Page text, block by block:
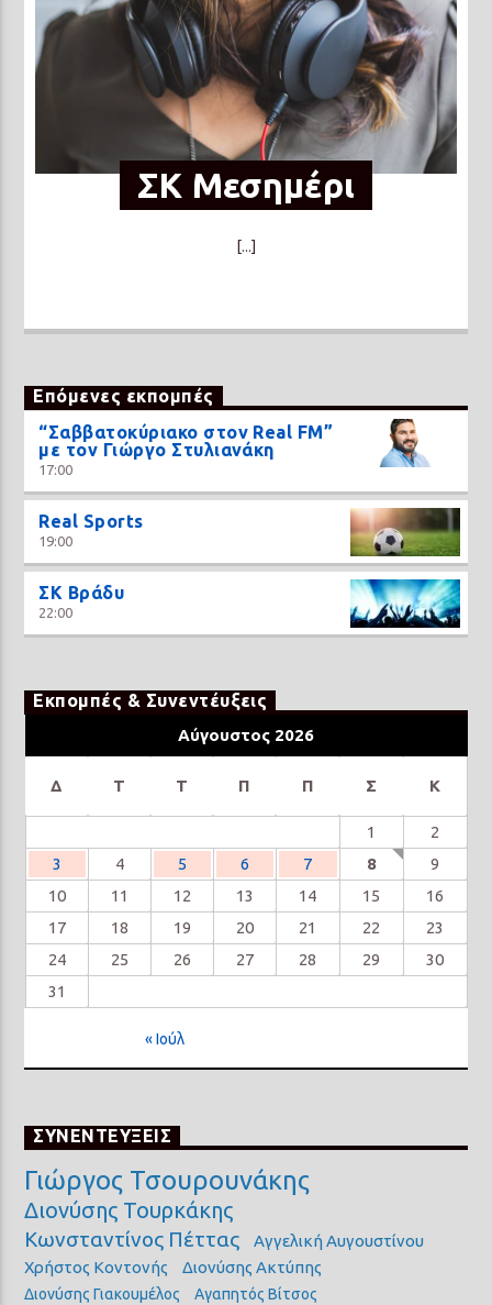
ΣΚ Μεσημέρι
[...]
Επόμενες εκπομπές
“Σαββατοκύριακο στον Real FM”
με τον Γιώργο Στυλιανάκη
17:00
Real Sports
19:00
ΣΚ Βράδυ
22:00
Εκπομπές & Συνεντέυξεις
Αύγουστος 2026
Δ Τ Τ Π Π Σ Κ
1
2
3
4 5 6 7 8
9
10
11 12 13 14 15
16
17
18 19 20 21 22
23
24
25 26 27 28 29
30
31
« Ιούλ
ΣΥΝΕΝΤΕΥΞΕΙΣ
Γιώργος Τσουρουνάκης
Διονύσης Τουρκάκης
Κωνσταντίνος Πέττας
Αγγελική Αυγουστίνου
Χρήστος Κοντονής
Διονύσης Ακτύπης
Διονύσης Γιακουμέλος
Αγαπητός Βίτσος